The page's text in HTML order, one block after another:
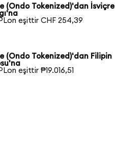
(Ondo Tokenized)'dan İsviçre
eşittir CHF 254,39
(Ondo Tokenized)'dan Filipin
eşittir ₱19.016,51